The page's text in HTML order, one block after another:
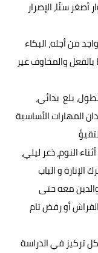
أصغر سنًا، الإصرار
من أجله، البكاء
والمخاوف غير
بلع بدائي،
المهارات الأساسية
النوم، ذعر ليلي،
و الباب
معه حتى
أو رفض تام
تركيز في الدراسة